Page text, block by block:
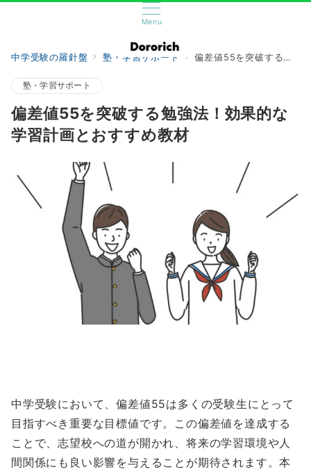
Menu
中学受験の羅針盤 塾・学習サポート 偏差値55を突破する勉強法！効果的な学習計画とおすすめ教材
塾・学習サポート
偏差値55を突破する勉強法！効果的な
学習計画とおすすめ教材
中学受験において、偏差値55は多くの受験生にとって
目指すべき重要な目標値です。この偏差値を達成する
ことで、志望校への道が開かれ、将来の学習環境や人
間関係にも良い影響を与えることが期待されます。本